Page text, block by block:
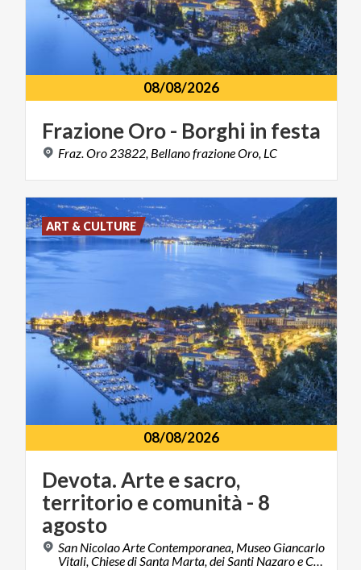
08/08/2026
FrazioneOro- Borghi in festa
Fraz. Oro 23822, BellanofrazioneOro, LC
08/08/2026
Devota. Arte e sacro,
territorio e comunità - 8
agosto
San Nicolao Arte Contemporanea, Museo Giancarlo
Vitali, Chiese di Santa Marta, dei Santi Nazaro e Celso, di San Rocco e di Sant’Andrea 23822, Bellano, LC
ART & CULTURE